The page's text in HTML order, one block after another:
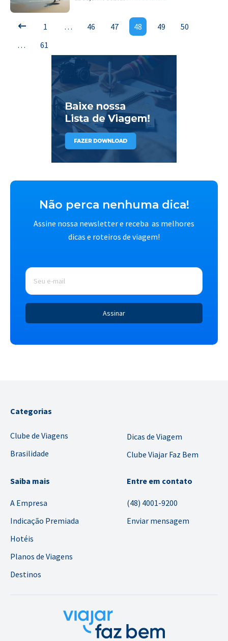
1 … 46 47 48 49
50
…
61
Não perca nenhuma dica!
Assine nossa newsletter e receba as melhores
dicas e roteiros de viagem!
E-
mail *
Categorias
Clube de Viagens
Brasilidade
Dicas de Viagem
Clube Viajar Faz Bem
Saiba mais
A Empresa
Indicação Premiada
Hotéis
Planos de Viagens
Destinos
Entre em contato
(48) 4001-9200
Enviar mensagem